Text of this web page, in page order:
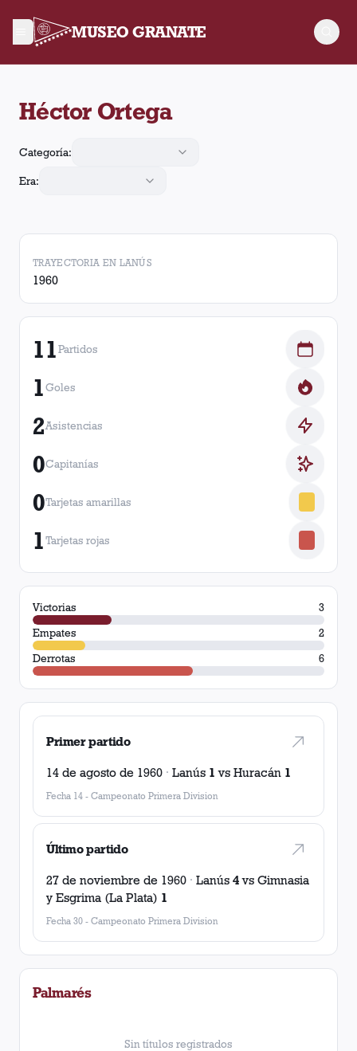
MUSEO GRANATE
Héctor Ortega
Categoría:
Era:
TRAYECTORIA EN LANÚS
1960
11Partidos
1Goles
2Asistencias
0Capitanías
0Tarjetas amarillas
1Tarjetas rojas
Victorias
3
Empates
2
Derrotas
6
Primer partido
14 de agosto de 1960 · Lanús 1 vs Huracán 1
Fecha 14 - Campeonato Primera Division
Último partido
27 de noviembre de 1960 · Lanús 4vs Gimnasia
y Esgrima (La Plata) 1
Fecha 30 - Campeonato Primera Division
Palmarés
Sin títulos registrados